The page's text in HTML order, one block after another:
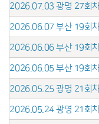
2026.07.03 광명 27회
2026.06.07 부산 19회
2026.06.06 부산 19회
2026.06.05 부산 19회
2026.05.25 광명 21회
2026.05.24 광명 21회